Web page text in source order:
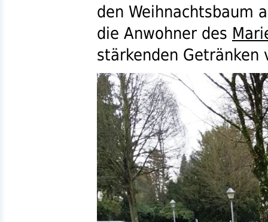
den Weihnachtsbaum
die Anwohner des
stärkenden